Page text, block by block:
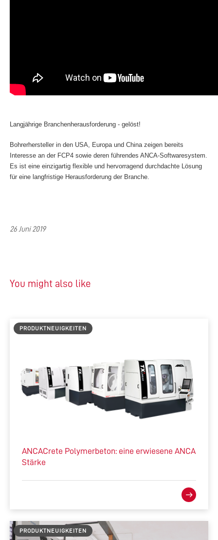
Langjährige Branchenherausforderung - gelöst!
Bohrerhersteller in den USA, Europa und China zeigen bereits
Interesse an der FCP4 sowie deren führendes ANCA-Softwaresystem.
Es ist eine einzigartig flexible und hervorragend durchdachte Lösung
für eine langfristige Herausforderung der Branche.
26 Juni 2019
You might also like
PRODUKTNEUIGKEITEN
ANCACrete Polymerbeton: eine erwiesene ANCA
Stärke
PRODUKTNEUIGKEITEN